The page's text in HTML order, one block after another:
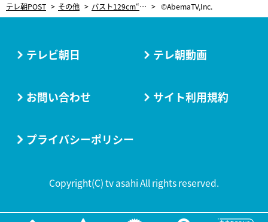
テレ朝POST その他 バスト129cm“Mカップ”グラドルの苦悩。保育士からの転身を後押しした人物が「人生を変えてくれた」 ©AbemaTV,Inc.
テレビ朝日 テレ朝動画
お問い合わせ サイト利用規約
プライバシーポリシー
Copyright(C) tv asahi All rights reserved.